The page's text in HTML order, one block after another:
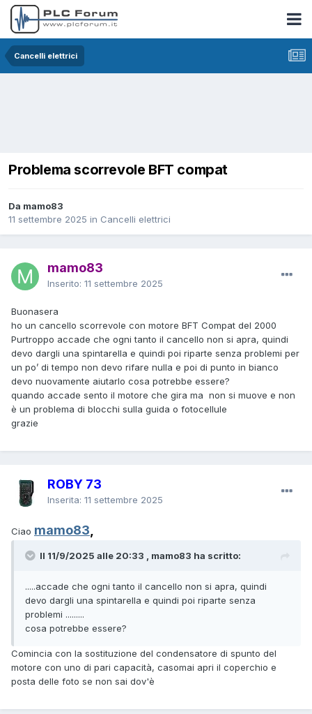
Cancelli elettrici
Problema scorrevole BFT compat
Da mamo83
11 settembre 2025 in Cancelli elettrici
mamo83
Inserito: 11 settembre 2025
Buonasera
ho un cancello scorrevole con motore BFT Compat del 2000
Purtroppo accade che ogni tanto il cancello non si apra, quindi
devo dargli una spintarella e quindi poi riparte senza problemi per
un po’ di tempo non devo rifare nulla e poi di punto in bianco
devo nuovamente aiutarlo cosa potrebbe essere?
quando accade sento il motore che gira ma non si muove e non
è un problema di blocchi sulla guida o fotocellule
grazie
ROBY 73
Inserita: 11 settembre 2025
Ciao mamo83
Il 11/9/2025 alle 20:33 , mamo83 ha scritto:
.....accade che ogni tanto il cancello non si apra, quindi
devo dargli una spintarella e quindi poi riparte senza
problemi .........
cosa potrebbe essere?
Comincia con la sostituzione del condensatore di spunto del
motore con uno di pari capacità, casomai apri il coperchio e
posta delle foto se non sai dov'è